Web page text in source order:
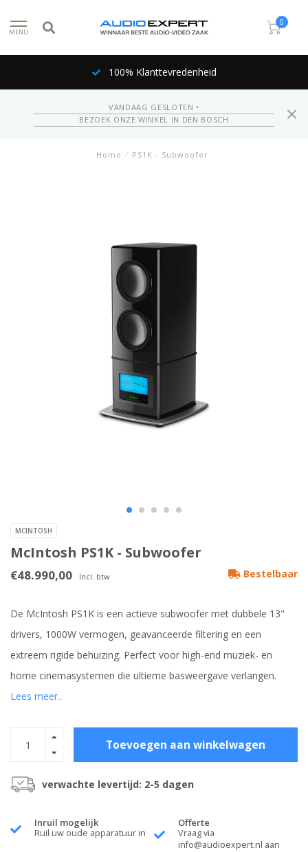
MENU
0
100% Klanttevredenheid
VANDAAG GESLOTEN •
BEZOEK ONZE WINKEL IN DEN BOSCH
Home / PS1K - Subwoofer
MCINTOSH
McIntosh PS1K - Subwoofer
€48.990,00 Incl. btw Bestelbaar
De McIntosh PS1K is een actieve subwoofer met dubbele 13"
drivers, 1000W vermogen, geavanceerde filtering en een
extreem rigide behuizing. Perfect voor high-end muziek- en
home cinemasystemen die ultieme basweergave verlangen.
Lees meer..
Toevoegen aan winkelwagen
verwachte levertijd: 2-5 dagen
Inruil mogelijk
Ruil uw oude apparatuur in
Offerte
Vraag via
info@audioexpert.nl aan